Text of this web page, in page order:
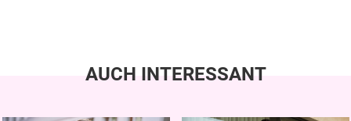
AUCH INTERESSANT